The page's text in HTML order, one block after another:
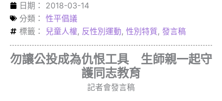
日期：
2018-03-14
分類： 性平倡議
標籤：
兒童人權, 反性別運動, 性別特質, 發言稿
勿讓公投成為仇恨工具 生師親一起守
護同志教育
記者會發言稿